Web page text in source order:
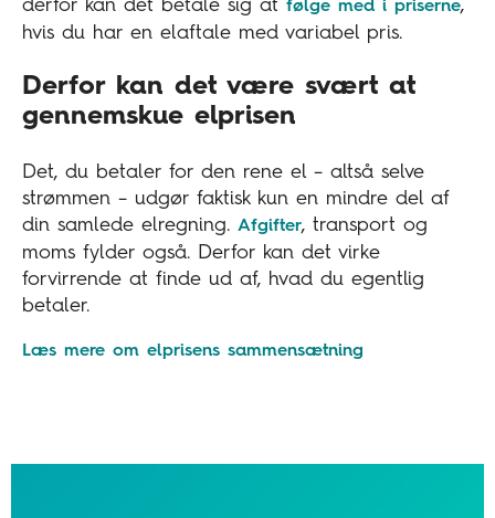
derfor kan det betale sig at følge med i priserne,
hvis du har en elaftale med variabel pris.
Derfor kan det være svært at
gennemskue elprisen
Det, du betaler for den rene el – altså selve
strømmen – udgør faktisk kun en mindre del af
din samlede elregning. Afgifter, transport og
moms fylder også. Derfor kan det virke
forvirrende at finde ud af, hvad du egentlig
betaler.
Læs mere om elprisens sammensætning